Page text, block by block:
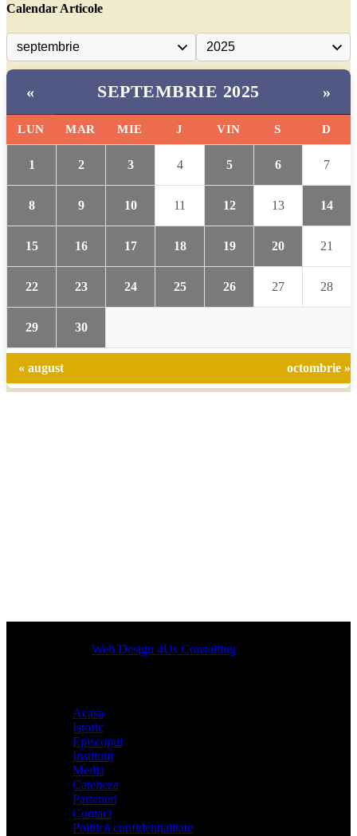
Calendar Articole
« SEPTEMBRIE 2025 »
LUN MAR MIE J VIN S D
1 2 3 4 5 6 7
8 9 10 11 12 13 14
15 16 17 18 19 20 21
22 23 24 25 26 27 28
29 30
« august octombrie »
Designed byWeb Design 4Us Consulting
Acasa
Istoric
Episcopul
Institutii
Media
Cateheza
Parteneri
Contact
Politică confidențialitate